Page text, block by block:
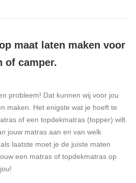
maat laten maken voor
of camper.
probleem! Dat kunnen wij voor jou
maken. Het enigste wat je hoeft te
of een topdekmatras (topper) wilt.
jouw matras aan en van welk
laatste moet je de juiste maten
een matras of topdekmatras op